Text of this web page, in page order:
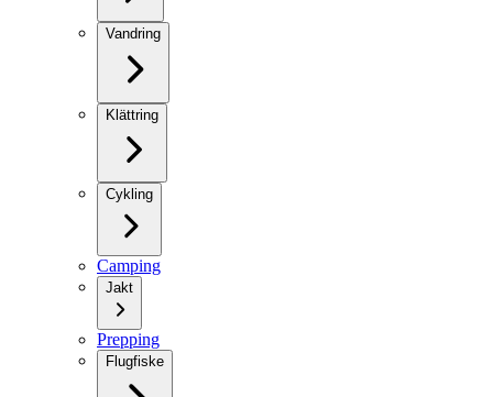
Vandring
Klättring
Cykling
Camping
Jakt
Prepping
Flugfiske